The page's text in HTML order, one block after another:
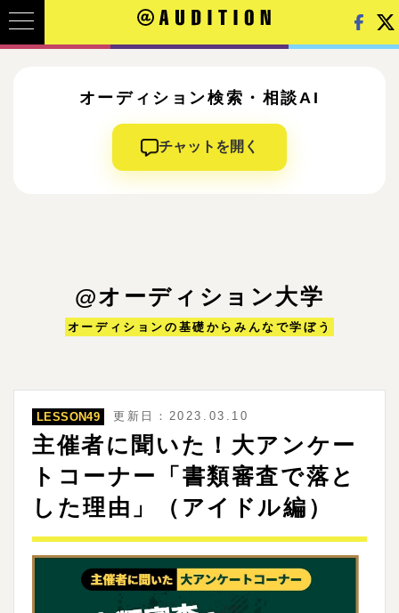
オーディション検索・相談AI
チャットを開く
@オーディション大学
オーディションの基礎からみんなで学ぼう
LESSON49 更新日：2023.03.10
主催者に聞いた！大アンケー
トコーナー「書類審査で落と
した理由」（アイドル編）